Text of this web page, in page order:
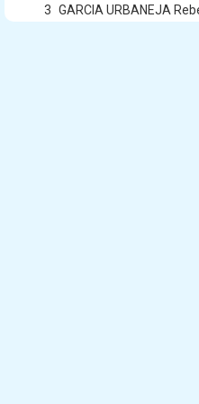
3 GARCIA URBANEJA